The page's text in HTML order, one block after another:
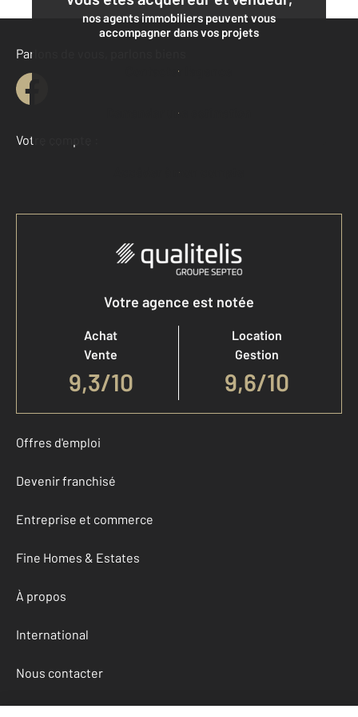
nos agents immobiliers peuvent vous
accompagner dans vos projets
Contacter l'agence
Demander une estimation
Parlons de vous, parlons biens
Votre compte :
Accéder à mon compte
Votre agence est notée
Achat
Vente
9,3/10
Location
Gestion
9,6/10
Offres d'emploi
Devenir franchisé
Entreprise et commerce
Fine Homes & Estates
À propos
International
Nous contacter